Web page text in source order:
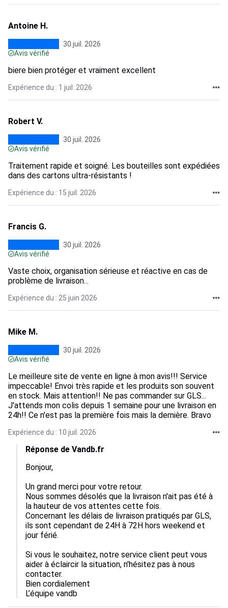
Antoine H.
30 juil. 2026
Avis vérifié
biere bien protéger et vraiment excellent
Expérience du : 1 juil. 2026
Robert V.
30 juil. 2026
Avis vérifié
Traitement rapide et soigné. Les bouteilles sont expédiées
dans des cartons ultra-résistants !
Expérience du : 15 juil. 2026
Francis G.
30 juil. 2026
Avis vérifié
Vaste choix, organisation sérieuse et réactive en cas de
problème de livraison...
Expérience du : 25 juin 2026
Mike M.
30 juil. 2026
Avis vérifié
Le meilleure site de vente en ligne à mon avis!!! Service
impeccable! Envoi très rapide et les produits son souvent
en stock. Mais attention!! Ne pas commander sur GLS...
J'attends mon colis depuis 1 semaine pour une livraison en
24h!! Ce n'est pas la première fois mais la dernière. Bravo
Expérience du : 10 juil. 2026
Réponse de Vandb.fr
Bonjour,
Un grand merci pour votre retour.
Nous sommes désolés que la livraison n'ait pas été à
la hauteur de vos attentes cette fois.
Concernant les délais de livraison pratiqués par GLS,
ils sont cependant de 24H à 72H hors weekend et
jour férié.
Si vous le souhaitez, notre service client peut vous
aider à éclaircir la situation, n'hésitez pas à nous
contacter.
Bien cordialement
L’équipe vandb